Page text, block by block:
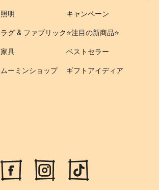
照明
ラグ & ファブリック
家具
ムーミンショップ
キャンペーン
⭐️注目の新商品⭐️
ベストセラー
ギフトアイディア